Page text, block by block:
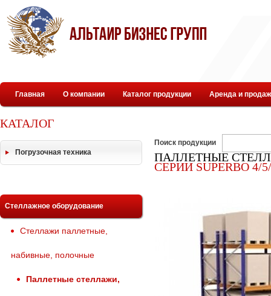
Главная О компании Каталог продукции Аренда и
КАТАЛОГ
Погрузочная техника
Стеллажное оборудование
Стеллажи паллетные,
набивные, полочные
Паллетные стеллажи,
Поиск продукции
ПАЛЛЕТНЫЕ
СЕРИИ SUPERBО 4/